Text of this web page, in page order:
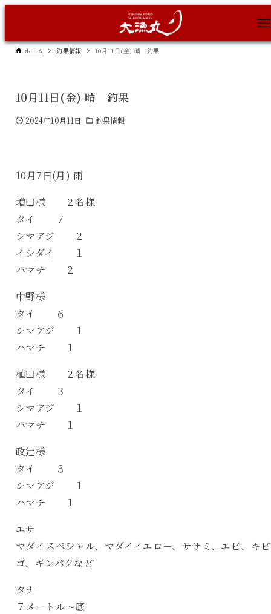
ホーム 釣果情報 10月11日(金) 晴 釣果
10月11日(金) 晴 釣果
2024年10月11日 釣果情報
10月7日(月) 雨
増田様 ２名様
タイ ７
シマアジ ２
イシダイ １
ハマチ ２
中野様
タイ ６
シマアジ １
ハマチ １
植田様 ２名様
タイ ３
シマアジ １
ハマチ １
政辻様
タイ ３
シマアジ １
ハマチ １
エサ
マダイスペシャル、マダイイエロー、ササミ、エビ、キ
ゴ、ギンパクなど
タナ
７メートル〜底